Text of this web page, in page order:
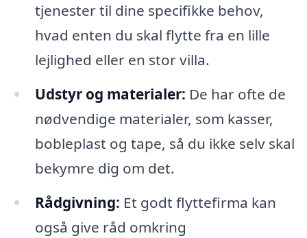
tjenester til dine specifikke behov,
hvad enten du skal flytte fra en lille
lejlighed eller en stor villa.
Udstyr og materialer: De har ofte de
nødvendige materialer, som kasser,
bobleplast og tape, så du ikke selv skal
bekymre dig om det.
Rådgivning: Et godt flyttefirma kan
også give råd omkring